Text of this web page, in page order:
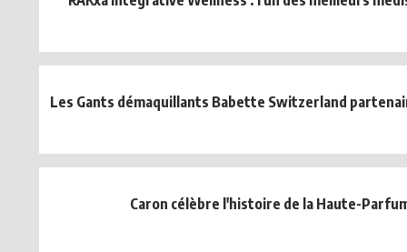
Les Gants démaquillants Babette Switzerland
Caron célèbre l'histoire de la Haute-